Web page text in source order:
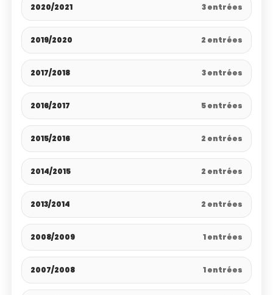
2020/2021 3 entrées
2019/2020 2 entrées
2017/2018 3 entrées
2016/2017 5 entrées
2015/2016 2 entrées
2014/2015 2 entrées
2013/2014 2 entrées
2008/2009 1 entrées
2007/2008 1 entrées